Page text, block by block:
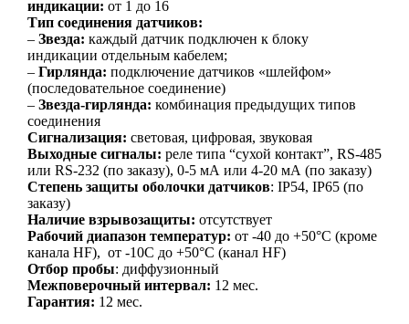
индикации: от 1 до 16
Тип соединения датчиков:
– Звезда: каждый датчик подключен к блоку
индикации отдельным кабелем;
– Гирлянда: подключение датчиков «шлейфом»
(последовательное соединение)
– Звезда-гирлянда: комбинация предыдущих типов
соединения
Сигнализация: световая, цифровая, звуковая
Выходные сигналы: реле типа “сухой контакт”, RS-485
или RS-232 (по заказу), 0-5 мА или 4-20 мА (по заказу)
Степень защиты оболочки датчиков: IP54, IP65 (по
заказу)
Наличие взрывозащиты: отсутствует
Рабочий диапазон температур: от -40 до +50°С (кроме
канала HF), от -10С до +50°С (канал HF)
Отбор пробы: диффузионный
Межповерочный интервал: 12 мес.
Гарантия: 12 мес.